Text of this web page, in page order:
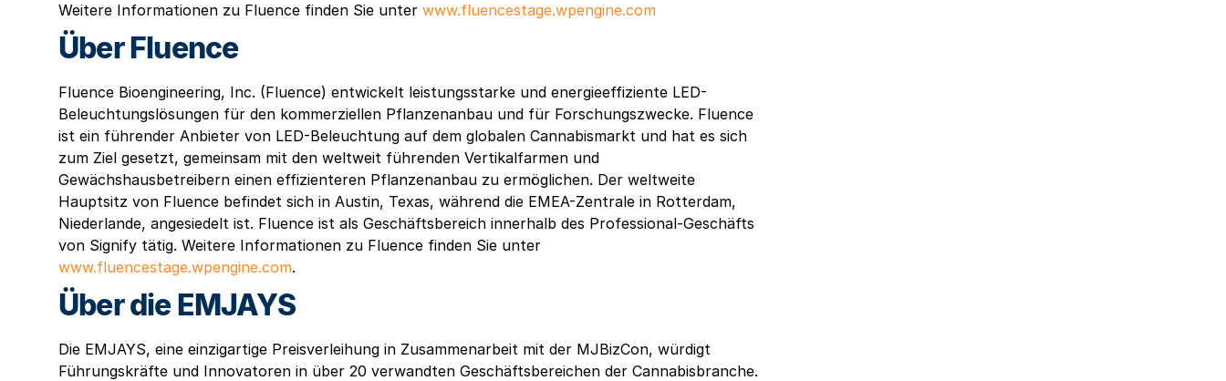
Weitere Informationen zu Fluence finden Sie unter www.fluencestage.wpengine.com
Über Fluence
Fluence Bioengineering, Inc. (Fluence) entwickelt leistungsstarke und energieeffiziente LED-
Beleuchtungslösungen für den kommerziellen Pflanzenanbau und für Forschungszwecke. Fluence
ist ein führender Anbieter von LED-Beleuchtung auf dem globalen Cannabismarkt und hat es sich
zum Ziel gesetzt, gemeinsam mit den weltweit führenden Vertikalfarmen und
Gewächshausbetreibern einen effizienteren Pflanzenanbau zu ermöglichen. Der weltweite
Hauptsitz von Fluence befindet sich in Austin, Texas, während die EMEA-Zentrale in Rotterdam,
Niederlande, angesiedelt ist. Fluence ist als Geschäftsbereich innerhalb des Professional-Geschäfts
von Signify tätig. Weitere Informationen zu Fluence finden Sie unter
www.fluencestage.wpengine.com.
Über die EMJAYS
Die EMJAYS, eine einzigartige Preisverleihung in Zusammenarbeit mit der MJBizCon, würdigt
Führungskräfte und Innovatoren in über 20 verwandten Geschäftsbereichen der Cannabisbranche.